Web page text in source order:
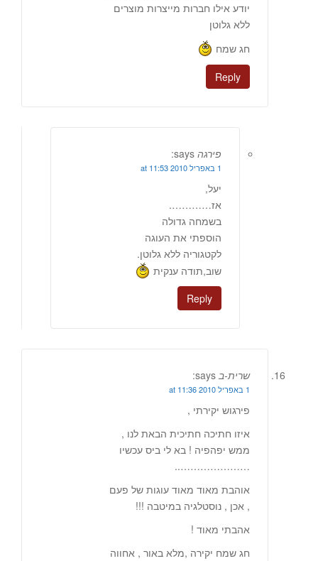
יודע אילו חברות מייצרות מוצרים
ללא גלוטן
חג שמח
Reply
פירגה says:
1 באפריל 2010 at 11:53
יעל,
אז………….
בשמחה גדולה
הוספתי את העוגה
לקטגוריה ללא גלוטן.
שוב,תודה ענקית
Reply
שרית-ב says:
1 באפריל 2010 at 11:36
פירגוש יקירתי ,
איזו חתיכה חתיכית הבאת לנו ,
ממש יפהפיה ! בא לי ביס עכשיו
…………………..
אוהבת מאוד מאוד עוגות של פעם
, אכן , נוסטלגיה במיטבה !!!
אהבתי מאוד !
חג שמח יקירה ,מלא באור , אחווה